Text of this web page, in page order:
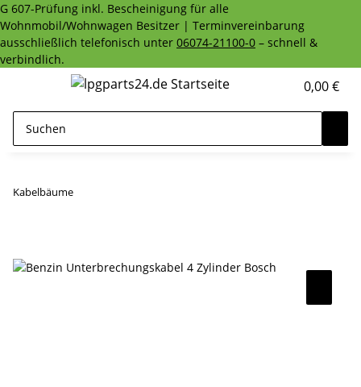
G 607-Prüfung inkl. Bescheinigung für alle
Wohnmobil/Wohnwagen Besitzer | Terminvereinbarung
ausschließlich telefonisch unter 06074-21100-0 – schnell &
verbindlich.
0,00 €
Kabelbäume